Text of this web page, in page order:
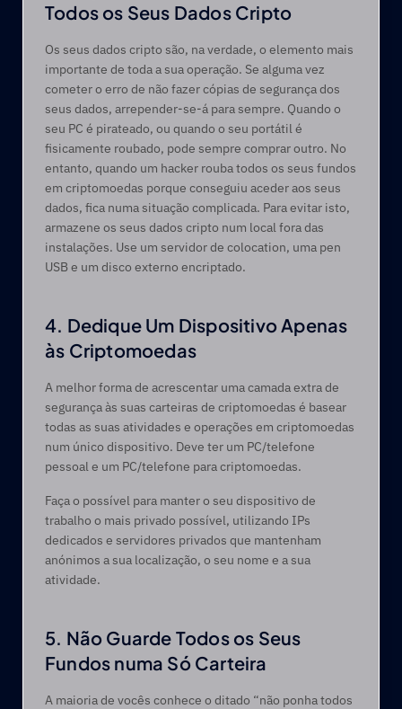
Todos os Seus Dados Cripto
Os seus dados cripto são, na verdade, o elemento mais
importante de toda a sua operação. Se alguma vez
cometer o erro de não fazer cópias de segurança dos
seus dados, arrepender-se-á para sempre. Quando o
seu PC é pirateado, ou quando o seu portátil é
fisicamente roubado, pode sempre comprar outro. No
entanto, quando um hacker rouba todos os seus fundos
em criptomoedas porque conseguiu aceder aos seus
dados, fica numa situação complicada. Para evitar isto,
armazene os seus dados cripto num local fora das
instalações. Use um servidor de colocation, uma pen
USB e um disco externo encriptado.
4. Dedique Um Dispositivo Apenas
às Criptomoedas
A melhor forma de acrescentar uma camada extra de
segurança às suas carteiras de criptomoedas é basear
todas as suas atividades e operações em criptomoedas
num único dispositivo. Deve ter um PC/telefone
pessoal e um PC/telefone para criptomoedas.
Faça o possível para manter o seu dispositivo de
trabalho o mais privado possível, utilizando IPs
dedicados e servidores privados que mantenham
anónimos a sua localização, o seu nome e a sua
atividade.
5. Não Guarde Todos os Seus
Fundos numa Só Carteira
A maioria de vocês conhece o ditado “não ponha todos